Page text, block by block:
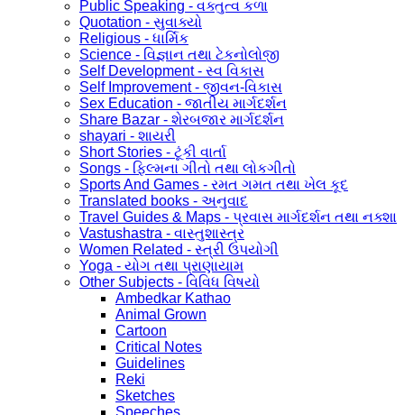
Public Speaking - વક્તુત્વ કળા
Quotation - સુવાક્યો
Religious - ધાર્મિક
Science - વિજ્ઞાન તથા ટેકનોલોજી
Self Development - સ્વ વિકાસ
Self Improvement - જીવન-વિકાસ
Sex Education - જાતીય માર્ગદર્શન
Share Bazar - શેરબજાર માર્ગદર્શન
shayari - શાયરી
Short Stories - ટૂંકી વાર્તા
Songs - ફિલ્મના ગીતો તથા લોકગીતો
Sports And Games - રમત ગમત તથા ખેલ કૂદ
Translated books - અનુવાદ
Travel Guides & Maps - પ્રવાસ માર્ગદર્શન તથા નક્શા
Vastushastra - વાસ્તુશાસ્ત્ર
Women Related - સ્ત્રી ઉપયોગી
Yoga - યોગ તથા પ્રાણાયામ
Other Subjects - વિવિધ વિષયો
Ambedkar Kathao
Animal Grown
Cartoon
Critical Notes
Guidelines
Reki
Sketches
Speeches